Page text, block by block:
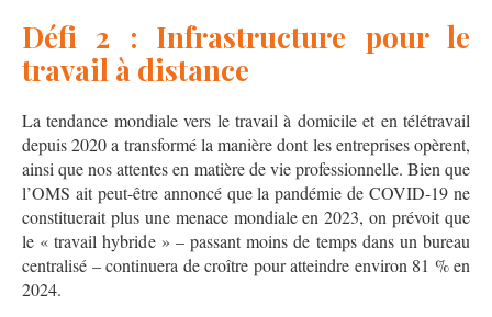
Défi 2 : Infrastructure pour le
travail à distance
La tendance mondiale vers le travail à domicile et en télétravail
depuis 2020 a transformé la manière dont les entreprises opèrent,
ainsi que nos attentes en matière de vie professionnelle. Bien que
l’OMS ait peut-être annoncé que la pandémie de COVID-19 ne
constituerait plus une menace mondiale en 2023, on prévoit que
le « travail hybride » – passant moins de temps dans un bureau
centralisé – continuera de croître pour atteindre environ 81 % en
2024.